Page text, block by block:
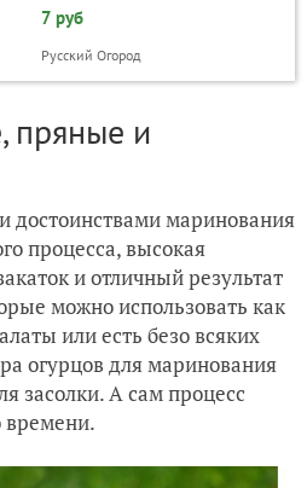
7 руб
Русский Огород
пряные и
маринования
процесса, высокая
и отличный результат
можно использовать как
или есть безо всяких
огурцов для маринования
засолки. А сам процесс
времени.